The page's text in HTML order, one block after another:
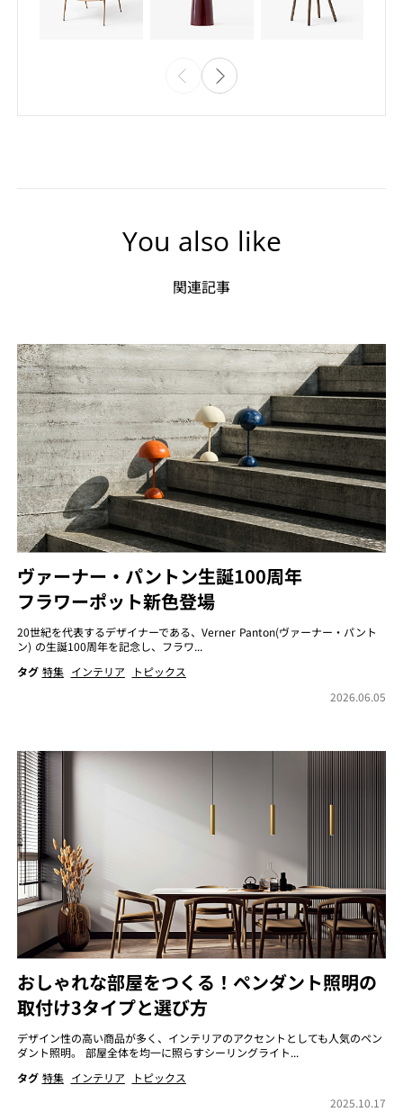
You also like
関連記事
ヴァーナー・パントン生誕100周年
フラワーポット新色登場
20世紀を代表するデザイナーである、Verner Panton(ヴァーナー・パント
ン) の生誕100周年を記念し、フラワ...
タグ 特集 インテリア
トピックス
2026.06.05
おしゃれな部屋をつくる！ペンダント照明の
取付け3タイプと選び方
デザイン性の高い商品が多く、インテリアのアクセントとしても人気のペン
ダント照明。 部屋全体を均一に照らすシーリングライト...
タグ 特集 インテリア
トピックス
2025.10.17